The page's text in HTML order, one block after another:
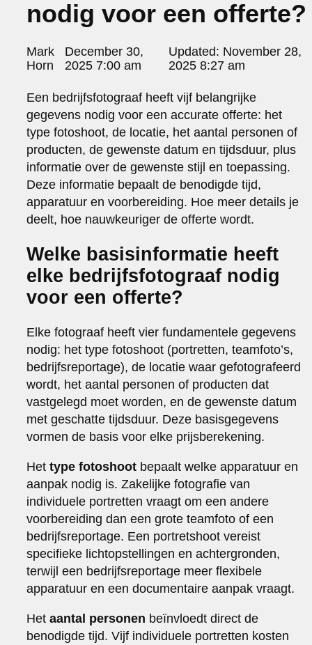
portraits 2
portraits 3
fd gazellen 2014
sanoma view 2014 – annual report
het zuiderlicht
thomas van luyn
various
parool christmas special
editorial
travel
commercial
fashion
contact
+31650600601
about
nodig voor een offerte?
Posted
by:
Mark
Horn
December 30,
2025 7:00 am
Updated: November 28,
2025 8:27 am
Een bedrijfsfotograaf heeft vijf belangrijke
gegevens nodig voor een accurate offerte: het
type fotoshoot, de locatie, het aantal personen of
producten, de gewenste datum en tijdsduur, plus
informatie over de gewenste stijl en toepassing.
Deze informatie bepaalt de benodigde tijd,
apparatuur en voorbereiding. Hoe meer details je
deelt, hoe nauwkeuriger de offerte wordt.
Welke basisinformatie heeft
elke bedrijfsfotograaf nodig
voor een offerte?
Elke fotograaf heeft vier fundamentele gegevens
nodig: het type fotoshoot (portretten, teamfoto’s,
bedrijfsreportage), de locatie waar gefotografeerd
wordt, het aantal personen of producten dat
vastgelegd moet worden, en de gewenste datum
met geschatte tijdsduur. Deze basisgegevens
vormen de basis voor elke prijsberekening.
Hettype fotoshoot bepaalt welke apparatuur en
aanpak nodig is. Zakelijke fotografie van
individuele portretten vraagt om een andere
voorbereiding dan een grote teamfoto of een
bedrijfsreportage. Een portretshoot vereist
specifieke lichtopstellingen en achtergronden,
terwijl een bedrijfsreportage meer flexibele
apparatuur en een documentaire aanpak vraagt.
Hetaantal personen beïnvloedt direct de
benodigde tijd. Vijf individuele portretten kosten